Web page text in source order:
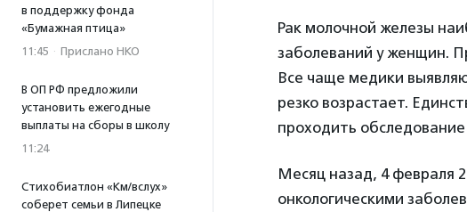
в поддержку фонда
«Бумажная птица»
11:45 · Прислано НКО
В ОП РФ предложили
установить ежегодные
выплаты на сборы в школу
11:24
Стихобиатлон «Км/вслух»
соберет семьи в Липецке
Рак молочной железы
заболеваний у женщин.
Все чаще медики
резко возрастает.
проходить обследование
Месяц назад, 4 февраля
онкологическими